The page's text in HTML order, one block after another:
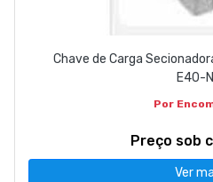
Chave de Carga
E40-
Por
Preço sob
Ver